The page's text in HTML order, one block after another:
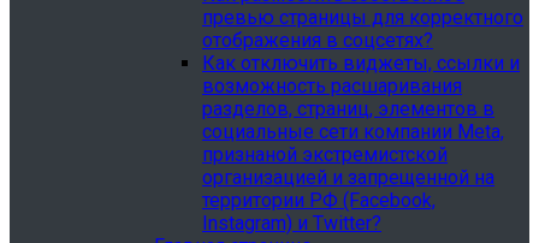
превью страницы для корректного
отображения в соцсетях?
Как отключить виджеты, ссылки и
возможность расшаривания
разделов, страниц, элементов в
социальные сети компании Meta,
признаной экстремистской
организацией и запрещенной на
территории РФ (Facebook,
Instagram) и Twitter?